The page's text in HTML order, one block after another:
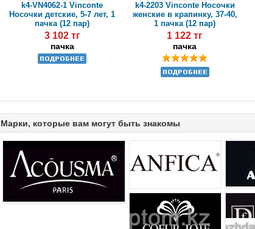
k4-VN4062-1 Vinconte
Носочки детские, 5-7 лет, 1
пачка (12 пар)
3 102 тг
пачка
k4-2203 Vinconte Носочки
женские в крапинку, 37-40,
1 пачка (12 пар)
1 122 тг
пачка
Марки, которые вам могут быть знакомы